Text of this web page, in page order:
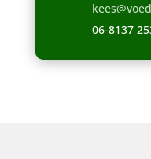
06-8137